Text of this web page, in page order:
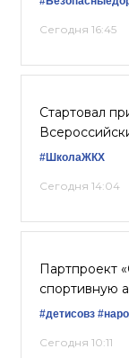
Сегодня 16:45
Стартовал
#ШколаЖКХ
Сегодня 14:04
Партпроект
спортивную
#детисовз
Сегодня 10:11